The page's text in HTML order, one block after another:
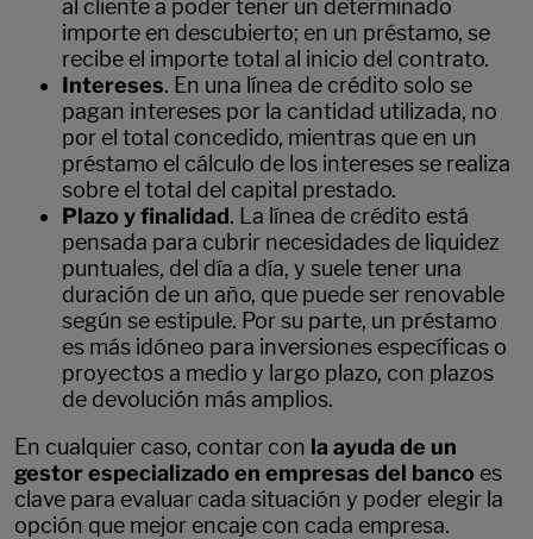
al cliente a poder tener un determinado
importe en descubierto; en un préstamo, se
recibe el importe total al inicio del contrato.
Intereses. En una línea de crédito solo se
pagan intereses por la cantidad utilizada, no
por el total concedido, mientras que en un
préstamo el cálculo de los intereses se realiza
sobre el total del capital prestado.
Plazo y finalidad. La línea de crédito está
pensada para cubrir necesidades de liquidez
puntuales, del día a día, y suele tener una
duración de un año, que puede ser renovable
según se estipule. Por su parte, un préstamo
es más idóneo para inversiones específicas o
proyectos a medio y largo plazo, con plazos
de devolución más amplios.
En cualquier caso, contar con la ayuda de un
gestor especializado en empresas del banco es
clave para evaluar cada situación y poder elegir la
opción que mejor encaje con cada empresa.